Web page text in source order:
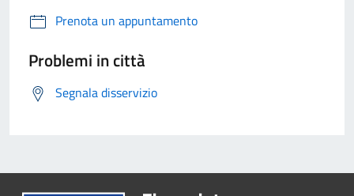
Prenota un appuntamento
Problemi in città
Segnala disservizio